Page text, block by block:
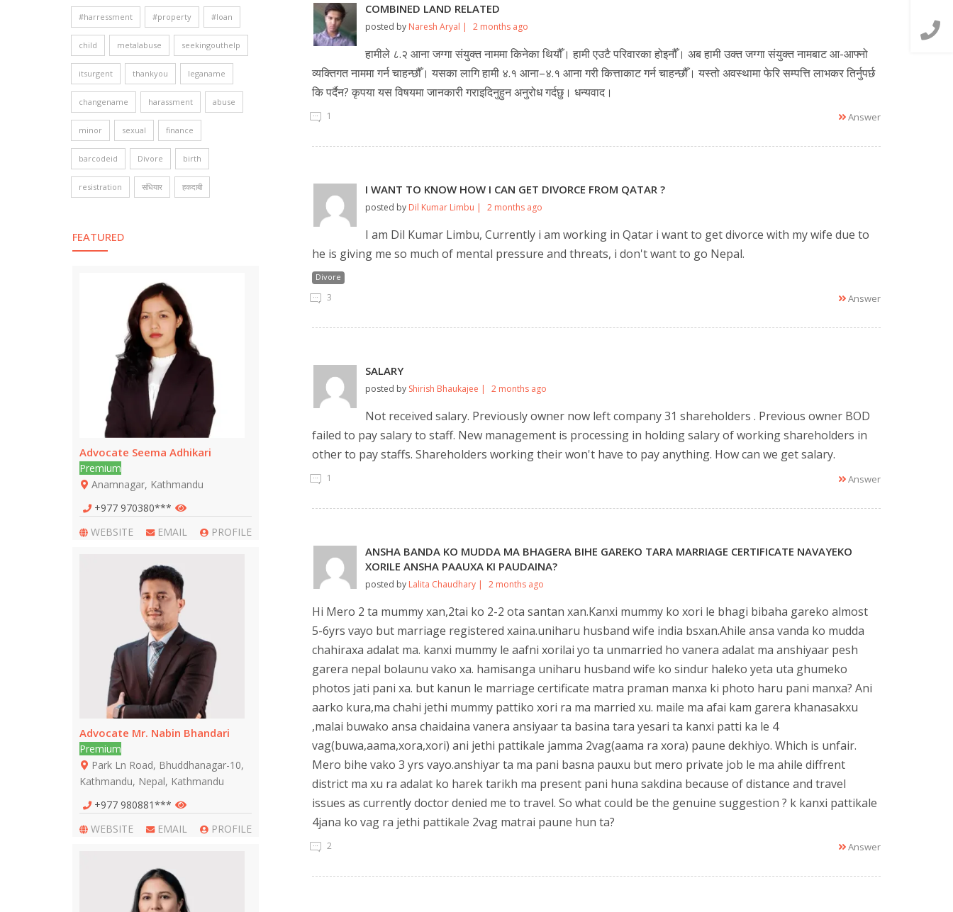
COMBINED LAND RELATED
posted by Naresh Aryal | 2 months ago
हामीले ८.२ आना जग्गा संयुक्त नाममा किनेका थियौँ। हामी एउटै परिवारका होइनौँ। अब हामी उक्त जग्गा संयुक्त नामबाट आ-आफ्नो
व्यक्तिगत नाममा गर्न चाहन्छौँ। यसका लागि हामी ४.१ आना–४.१ आना गरी कित्ताकाट गर्न चाहन्छौँ। यस्तो अवस्थामा फेरि सम्पत्ति लाभकर तिर्नुपर्छ
कि पर्दैन? कृपया यस विषयमा जानकारी गराइदिनुहुन अनुरोध गर्दछु। धन्यवाद।
1 Answer
I WANT TO KNOW HOW I CAN GET DIVORCE FROM QATAR ?
posted by Dil Kumar Limbu | 2 months ago
I am Dil Kumar Limbu, Currently i am working in Qatar i want to get divorce with my wife due to
he is giving me so much of mental pressure and threats, i don't want to go Nepal.
Divore
3 Answer
SALARY
posted by Shirish Bhaukajee | 2 months ago
Not received salary. Previously owner now left company 31 shareholders . Previous owner BOD
failed to pay salary to staff. New management is processing in holding salary of working shareholders in
other to pay staffs. Shareholders working their won't have to pay anything. How can we get salary.
1 Answer
ANSHA BANDA KO MUDDA MA BHAGERA BIHE GAREKO TARA MARRIAGE CERTIFICATE NAVAYEKO
XORILE ANSHA PAAUXA KI PAUDAINA?
posted by Lalita Chaudhary | 2 months ago
Hi Mero 2 ta mummy xan,2tai ko 2-2 ota santan xan.Kanxi mummy ko xori le bhagi bibaha gareko almost
5-6yrs vayo but marriage registered xaina.uniharu husband wife india bsxan.Ahile ansa vanda ko mudda
chahiraxa adalat ma. kanxi mummy le aafni xorilai yo ta unmarried ho vanera adalat ma anshiyaar pesh
garera nepal bolaunu vako xa. hamisanga uniharu husband wife ko sindur haleko yeta uta ghumeko
photos jati pani xa. but kanun le marriage certificate matra praman manxa ki photo haru pani manxa? Ani
aarko kura,ma chahi jethi mummy pattiko xori ra ma married xu. maile ma afai kam garera khanasakxu
,malai buwako ansa chaidaina vanera ansiyaar ta basina tara yesari ta kanxi patti ka le 4
vag(buwa,aama,xora,xori) ani jethi pattikale jamma 2vag(aama ra xora) paune dekhiyo. Which is unfair.
Mero bihe vako 3 yrs vayo.anshiyar ta ma pani basna pauxu but mero private job le ma ahile diffrent
district ma xu ra adalat ko harek tarikh ma present pani huna sakdina because of distance and travel
issues as currently doctor denied me to travel. So what could be the genuine suggestion ? k kanxi pattikale
4jana ko vag ra jethi pattikale 2vag matrai paune hun ta?
2 Answer
#harressment #property #loan
child metalabuse seekingouthelp
itsurgent thankyou leganame
changename harassment abuse
minor sexual finance
barcodeid Divore birth
resistration संधियार हकदाबी
FEATURED
Advocate Seema Adhikari
Premium
Anamnagar, Kathmandu
+977 970380***
WEBSITE
EMAIL PROFILE
Advocate Mr. Nabin Bhandari
Premium
Park Ln Road, Bhuddhanagar-10,
Kathmandu, Nepal, Kathmandu
+977 980881***
WEBSITE
EMAIL PROFILE
📧 Email Us
📞 Call Us
Close